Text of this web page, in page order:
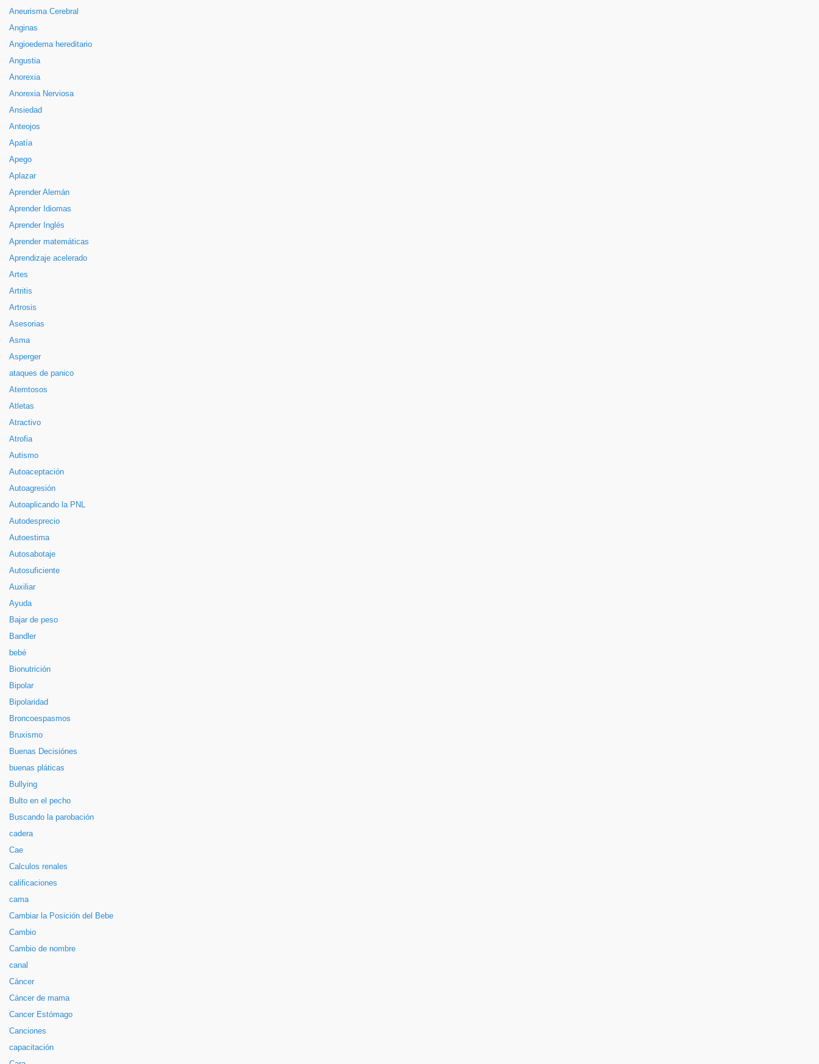
Aneurisma Cerebral
Anginas
Angioedema hereditario
Angustia
Anorexia
Anorexia Nerviosa
Ansiedad
Anteojos
Apatía
Apego
Aplazar
Aprender Alemán
Aprender Idiomas
Aprender Inglés
Aprender matemáticas
Aprendizaje acelerado
Artes
Artritis
Artrosis
Asesorias
Asma
Asperger
ataques de panico
Atemtosos
Atletas
Atractivo
Atrofia
Autismo
Autoaceptación
Autoagresión
Autoaplicando la PNL
Autodesprecio
Autoestima
Autosabotaje
Autosuficiente
Auxiliar
Ayuda
Bajar de peso
Bandler
bebé
Bionutrición
Bipolar
Bipolaridad
Broncoespasmos
Bruxismo
Buenas Decisiónes
buenas pláticas
Bullying
Bulto en el pecho
Buscando la parobación
cadera
Cae
Calculos renales
calificaciones
cama
Cambiar la Posición del Bebe
Cambio
Cambio de nombre
canal
Cáncer
Cáncer de mama
Cancer Estómago
Canciones
capacitación